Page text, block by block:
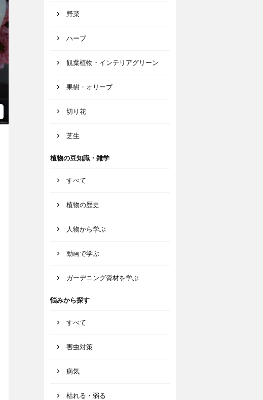
野菜
ハーブ
観葉植物・インテリアグリーン
果樹・オリーブ
切り花
芝生
植物の豆知識・雑学
すべて
植物の歴史
人物から学ぶ
動画で学ぶ
ガーデニング資材を学ぶ
悩みから探す
すべて
害虫対策
病気
枯れる・弱る